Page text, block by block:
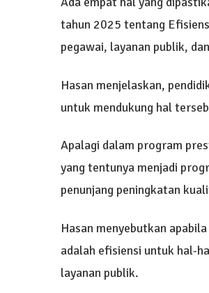
tahun 2025 tentang
pegawai, layanan publik,
Hasan menjelaskan,
untuk mendukung hal
Apalagi dalam program
yang tentunya menjadi
penunjang peningkatan
Hasan menyebutkan
adalah efisiensi untuk hal-
layanan publik.